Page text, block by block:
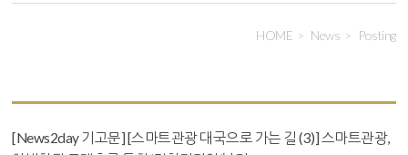
HOME News Posting
[News2day 기고문] [스마트관광 대국으로 가는 길 (3)] 스마트관광,